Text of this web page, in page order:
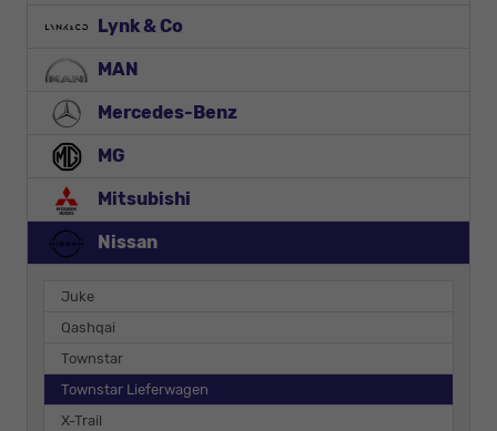
Lynk & Co
MAN
Mercedes-Benz
MG
Mitsubishi
Nissan
Juke
Qashqai
Townstar
Townstar Lieferwagen
X-Trail